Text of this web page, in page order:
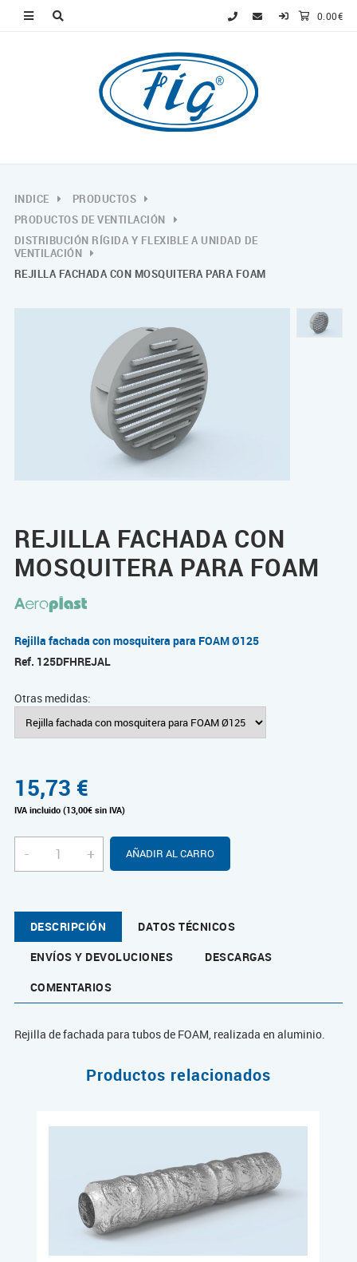
0.00€
INDICE
PRODUCTOS
PRODUCTOS DE VENTILACIÓN
DISTRIBUCIÓN RÍGIDA Y FLEXIBLE A UNIDAD DE
VENTILACIÓN
REJILLA FACHADA CON MOSQUITERA PARA FOAM
REJILLA FACHADA CON
MOSQUITERA PARA FOAM
Rejilla fachada con mosquitera para FOAM Ø125
Ref. 125DFHREJAL
Otras medidas:
15,73 €
IVA incluido (13,00€ sin IVA)
- + AÑADIR AL CARRO
DESCRIPCIÓN
DATOS TÉCNICOS
ENVÍOS Y DEVOLUCIONES
DESCARGAS
COMENTARIOS
Rejilla de fachada para tubos de FOAM, realizada en aluminio.
Productos relacionados